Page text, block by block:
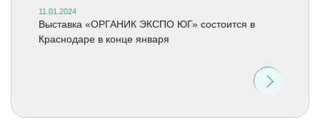
11.01.2024
Выставка «ОРГАНИК ЭКСПО ЮГ» состоится в
Краснодаре в конце января